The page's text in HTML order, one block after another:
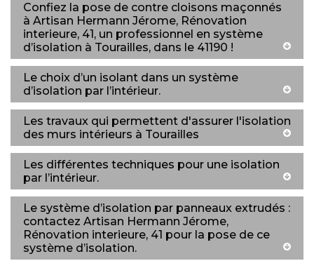
Confiez la pose de contre cloisons maçonnés
à Artisan Hermann Jérome, Rénovation
interieure, 41, un professionnel en système
d’isolation à Tourailles, dans le 41190 !
Le choix d’un isolant dans un système
d’isolation par l’intérieur.
Les travaux qui permettent d'assurer l'isolation
des murs intérieurs à Tourailles
Les différentes techniques pour une isolation
par l’intérieur.
Le système d’isolation par panneaux extrudés :
contactez Artisan Hermann Jérome,
Rénovation interieure, 41 pour la pose de ce
système d’isolation.